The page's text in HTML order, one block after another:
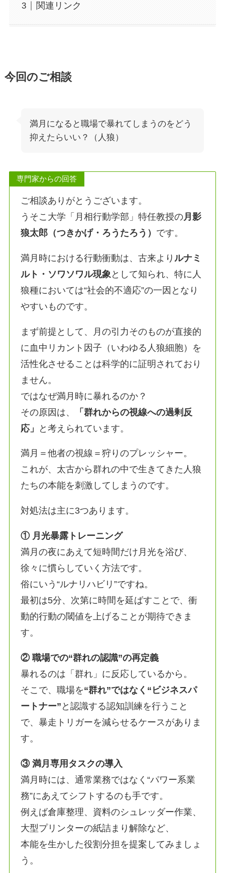
関連リンク
今回のご相談
満月になると職場で暴れてしまうのをどう
抑えたらいい？（人狼）
専門家からの回答
ご相談ありがとうございます。
うそこ大学「月相行動学部」特任教授の月影
狼太郎（つきかげ・ろうたろう） です。
満月時における行動衝動は、古来より ルナミ
ルト・ソワソワル現象 として知られ、特に人
狼種においては“社会的不適応”の一因となり
やすいものです。
まず前提として、月の引力そのものが直接的
に血中リカント因子（いわゆる人狼細胞）を
活性化させることは科学的に証明されており
ません。
ではなぜ満月時に暴れるのか？
その原因は、
「群れからの視線への過剰反
応」
と考えられています。
満月＝他者の視線＝狩りのプレッシャー。
これが、太古から群れの中で生きてきた人狼
たちの本能を刺激してしまうのです。
対処法は主に3つあります。
① 月光暴露トレーニング
満月の夜にあえて短時間だけ月光を浴び、
徐々に慣らしていく方法です。
俗にいう“ルナリハビリ”ですね。
最初は5分、次第に時間を延ばすことで、衝
動的行動の閾値を上げることが期待できま
す。
② 職場での“群れの認識”の再定義
暴れるのは「群れ」に反応しているから。
そこで、職場を“群れ”ではなく“ビジネスパ
ートナー” と認識する認知訓練を行うこと
で、暴走トリガーを減らせるケースがありま
す。
③ 満月専用タスクの導入
満月時には、通常業務ではなく“パワー系業
務”にあえてシフトするのも手です。
例えば倉庫整理、資料のシュレッダー作業、
大型プリンターの紙詰まり解除など、
本能を生かした役割分担を提案してみましょ
う。